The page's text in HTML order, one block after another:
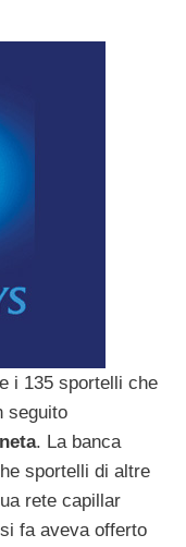
i 135 sportelli che
seguito
. La banca
sportelli di altre
rete capillar
fa aveva offerto